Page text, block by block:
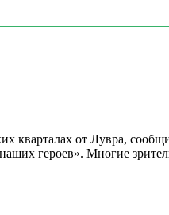
кварталах от Лувра,
героев». Многие